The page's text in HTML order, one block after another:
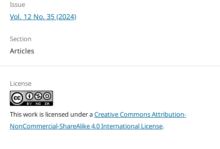
Issue
Vol. 12 No. 35 (2024)
Section
Articles
License
This work is licensed under aCreative Commons Attribution-
NonCommercial-ShareAlike 4.0 International License.